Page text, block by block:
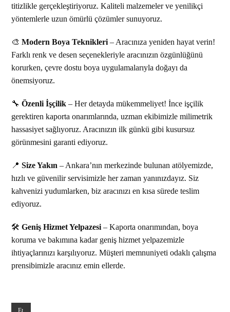
titizlikle gerçekleştiriyoruz. Kaliteli malzemeler ve yenilikçi
yöntemlerle uzun ömürlü çözümler sunuyoruz.
🎨Modern Boya Teknikleri – Aracınıza yeniden hayat verin!
Farklı renk ve desen seçenekleriyle aracınızın özgünlüğünü
korurken, çevre dostu boya uygulamalarıyla doğayı da
önemsiyoruz.
🔧Özenli İşçilik – Her detayda mükemmeliyet! İnce işçilik
gerektiren kaporta onarımlarında, uzman ekibimizle milimetrik
hassasiyet sağlıyoruz. Aracınızın ilk günkü gibi kusursuz
görünmesini garanti ediyoruz.
📍Size Yakın – Ankara’nın merkezinde bulunan atölyemizde,
hızlı ve güvenilir servisimizle her zaman yanınızdayız. Siz
kahvenizi yudumlarken, biz aracınızı en kısa sürede teslim
ediyoruz.
🛠Geniş Hizmet Yelpazesi – Kaporta onarımından, boya
koruma ve bakımına kadar geniş hizmet yelpazemizle
ihtiyaçlarınızı karşılıyoruz. Müşteri memnuniyeti odaklı çalışma
prensibimizle aracınız emin ellerde.
Et